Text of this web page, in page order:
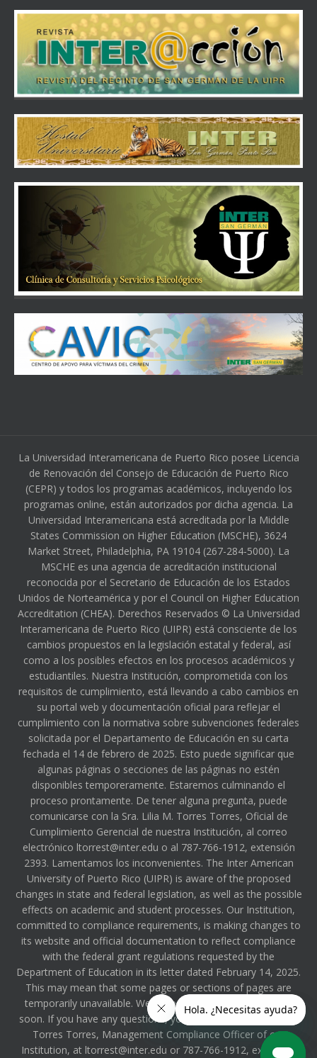
La Universidad Interamericana de Puerto Rico posee Licencia
de Renovación del Consejo de Educación de Puerto Rico
(CEPR) y todos los programas académicos, incluyendo los
programas online, están autorizados por dicha agencia. La
Universidad Interamericana está acreditada por la Middle
States Commission on Higher Education (MSCHE), 3624
Market Street, Philadelphia, PA 19104 (267-284-5000). La
MSCHE es una agencia de acreditación institucional
reconocida por el Secretario de Educación de los Estados
Unidos de Norteamérica y por el Council on Higher Education
Accreditation (CHEA). Derechos Reservados © La Universidad
Interamericana de Puerto Rico (UIPR) está consciente de los
cambios propuestos en la legislación estatal y federal, así
como a los posibles efectos en los procesos académicos y
estudiantiles. Nuestra Institución, comprometida con los
requisitos de cumplimiento, está llevando a cabo cambios en
su portal web y documentación oficial para reflejar el
cumplimiento con la normativa sobre subvenciones federales
solicitada por el Departamento de Educación en su carta
fechada el 14 de febrero de 2025. Esto puede significar que
algunas páginas o secciones de las páginas no estén
disponibles temporeramente. Estaremos culminando el
proceso prontamente. De tener alguna pregunta, puede
comunicarse con la Sra. Lilia M. Torres Torres, Oficial de
Cumplimiento Gerencial de nuestra Institución, al correo
electrónico ltorrest@inter.edu o al 787-766-1912, extensión
2393. Lamentamos los inconvenientes. The Inter American
University of Puerto Rico (UIPR) is aware of the proposed
changes in state and federal legislation, as well as the possible
effects on academic and student processes. Our Institution,
committed to compliance requirements, is making changes to
its website and official documentation to reflect compliance
with the federal grant regulations requested by the
Department of Education in its letter dated February 14, 2025.
This may mean that some pages or sections of pages are
temporarily unavailable. We will be completing the process
soon. If you have any questions, you can contact Ms. Lilia M.
Torres Torres, Management Compliance Officer of our
Institution, at ltorrest@inter.edu or 787-766-1912, extension